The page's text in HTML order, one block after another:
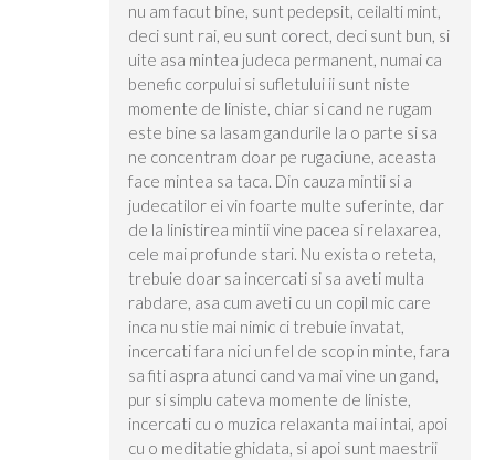
nu am facut bine, sunt pedepsit, ceilalti mint,
deci sunt rai, eu sunt corect, deci sunt bun, si
uite asa mintea judeca permanent, numai ca
benefic corpului si sufletului ii sunt niste
momente de liniste, chiar si cand ne rugam
este bine sa lasam gandurile la o parte si sa
ne concentram doar pe rugaciune, aceasta
face mintea sa taca. Din cauza mintii si a
judecatilor ei vin foarte multe suferinte, dar
de la linistirea mintii vine pacea si relaxarea,
cele mai profunde stari. Nu exista o reteta,
trebuie doar sa incercati si sa aveti multa
rabdare, asa cum aveti cu un copil mic care
inca nu stie mai nimic ci trebuie invatat,
incercati fara nici un fel de scop in minte, fara
sa fiti aspra atunci cand va mai vine un gand,
pur si simplu cateva momente de liniste,
incercati cu o muzica relaxanta mai intai, apoi
cu o meditatie ghidata, si apoi sunt maestrii